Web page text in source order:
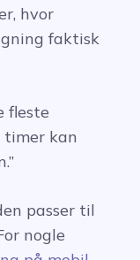
hvor
faktisk
fleste
timer kan
passer til
nogle